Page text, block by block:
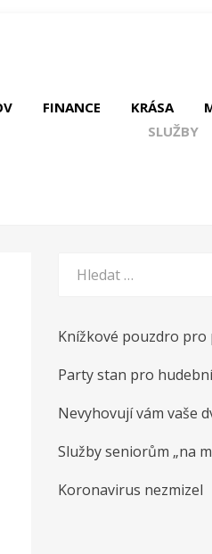
FINANCE KRÁSA
SLUŽBY
Knížkové pouzdro pro
Party stan pro
Nevyhovují vám vaše
Služby seniorům „na
Koronavirus nezmizel